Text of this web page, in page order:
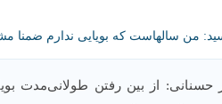
من سالهاست که بویایی ندارم ضمنا
حسنانی: از بین رفتن طولانی‌مدت